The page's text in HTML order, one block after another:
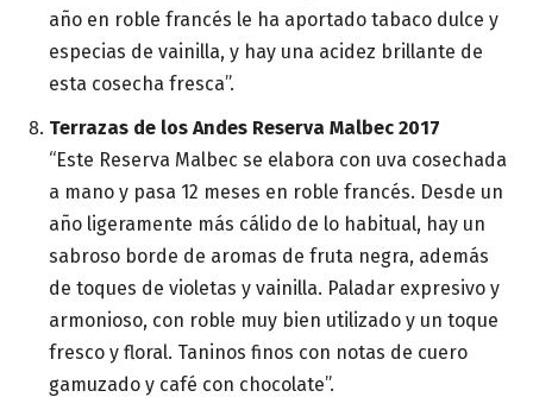
año en roble francés le ha aportado tabaco dulce y
especias de vainilla, y hay una acidez brillante de
esta cosecha fresca”.
Terrazas de los Andes Reserva Malbec 2017
“Este Reserva Malbec se elabora con uva cosechada
a mano y pasa 12 meses en roble francés. Desde un
año ligeramente más cálido de lo habitual, hay un
sabroso borde de aromas de fruta negra, además
de toques de violetas y vainilla. Paladar expresivo y
armonioso, con roble muy bien utilizado y un toque
fresco y floral. Taninos finos con notas de cuero
gamuzado y café con chocolate”.